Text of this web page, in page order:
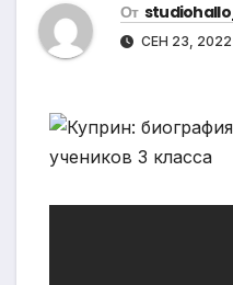
От studiohallo_
СЕН 23, 2022